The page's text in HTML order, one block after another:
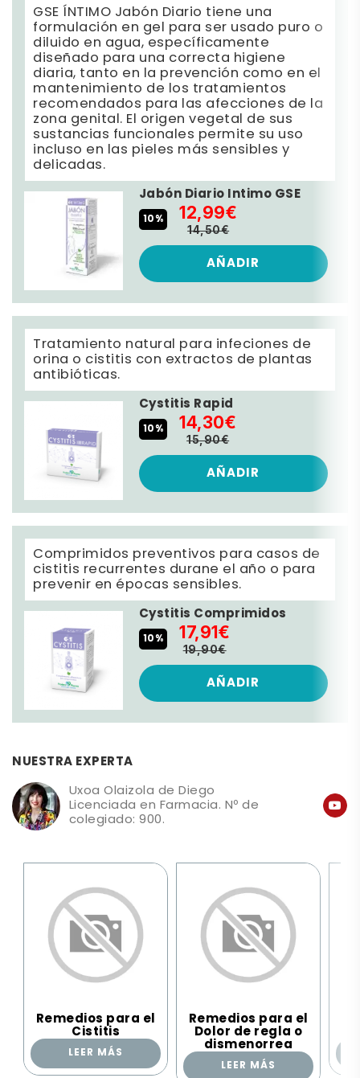
GSE ÍNTIMO Jabón Diario tiene una
formulación en gel para ser usado puro o
diluido en agua, específicamente
diseñado para una correcta higiene
diaria, tanto en la prevención como en el
mantenimiento de los tratamientos
recomendados para las afecciones de la
zona genital. El origen vegetal de sus
sustancias funcionales permite su uso
incluso en las pieles más sensibles y
delicadas.
Jabón Diario Intimo GSE
10% 12,99€
14,50€
AÑADIR
Tratamiento natural para infeciones de
orina o cistitis con extractos de plantas
antibióticas.
Cystitis Rapid
10% 14,30€
15,90€
AÑADIR
Comprimidos preventivos para casos de
cistitis recurrentes durane el año o para
prevenir en épocas sensibles.
Cystitis Comprimidos
10% 17,91€
19,90€
AÑADIR
NUESTRA EXPERTA
Uxoa Olaizola de Diego
Licenciada en Farmacia. Nº de
colegiado: 900.
Remedios para el
Cistitis
LEER MÁS
Remedios para el
Dolor de regla o
dismenorrea
LEER MÁS